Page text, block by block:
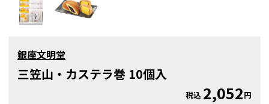
銀座文明堂
三笠山・カステラ巻 10個入
税込 2,052円